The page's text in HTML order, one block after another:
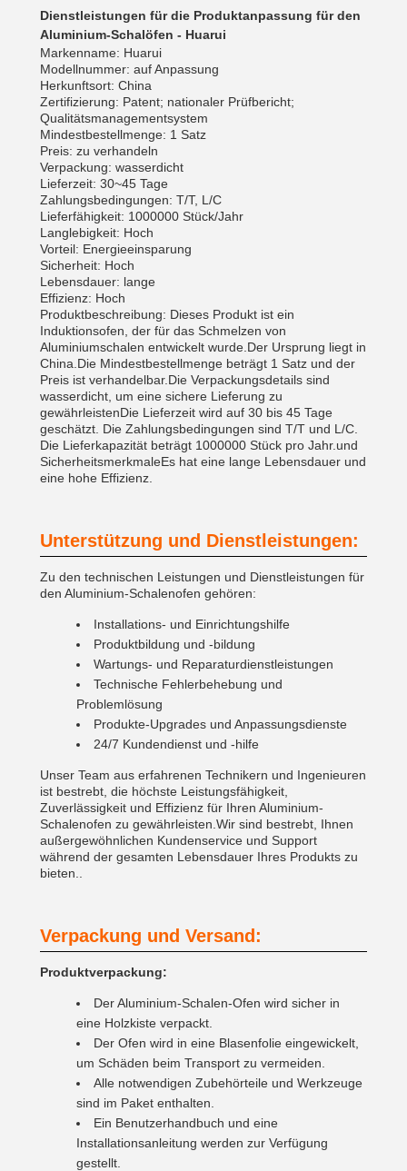
Dienstleistungen für die Produktanpassung für den
Aluminium-Schalöfen - Huarui
Markenname: Huarui
Modellnummer: auf Anpassung
Herkunftsort: China
Zertifizierung: Patent; nationaler Prüfbericht;
Qualitätsmanagementsystem
Mindestbestellmenge: 1 Satz
Preis: zu verhandeln
Verpackung: wasserdicht
Lieferzeit: 30~45 Tage
Zahlungsbedingungen: T/T, L/C
Lieferfähigkeit: 1000000 Stück/Jahr
Langlebigkeit: Hoch
Vorteil: Energieeinsparung
Sicherheit: Hoch
Lebensdauer: lange
Effizienz: Hoch
Produktbeschreibung: Dieses Produkt ist ein
Induktionsofen, der für das Schmelzen von
Aluminiumschalen entwickelt wurde.Der Ursprung liegt in
China.Die Mindestbestellmenge beträgt 1 Satz und der
Preis ist verhandelbar.Die Verpackungsdetails sind
wasserdicht, um eine sichere Lieferung zu
gewährleistenDie Lieferzeit wird auf 30 bis 45 Tage
geschätzt. Die Zahlungsbedingungen sind T/T und L/C.
Die Lieferkapazität beträgt 1000000 Stück pro Jahr.und
SicherheitsmerkmaleEs hat eine lange Lebensdauer und
eine hohe Effizienz.
Unterstützung und Dienstleistungen:
Zu den technischen Leistungen und Dienstleistungen für
den Aluminium-Schalenofen gehören:
Installations- und Einrichtungshilfe
Produktbildung und -bildung
Wartungs- und Reparaturdienstleistungen
Technische Fehlerbehebung und
Problemlösung
Produkte-Upgrades und Anpassungsdienste
24/7 Kundendienst und -hilfe
Unser Team aus erfahrenen Technikern und Ingenieuren
ist bestrebt, die höchste Leistungsfähigkeit,
Zuverlässigkeit und Effizienz für Ihren Aluminium-
Schalenofen zu gewährleisten.Wir sind bestrebt, Ihnen
außergewöhnlichen Kundenservice und Support
während der gesamten Lebensdauer Ihres Produkts zu
bieten..
Verpackung und Versand:
Produktverpackung:
Der Aluminium-Schalen-Ofen wird sicher in
eine Holzkiste verpackt.
Der Ofen wird in eine Blasenfolie eingewickelt,
um Schäden beim Transport zu vermeiden.
Alle notwendigen Zubehörteile und Werkzeuge
sind im Paket enthalten.
Ein Benutzerhandbuch und eine
Installationsanleitung werden zur Verfügung
gestellt.